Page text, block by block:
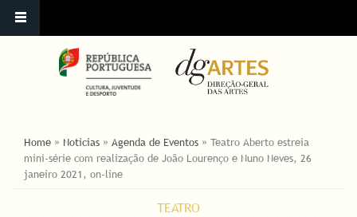
ESTÁ AQUI
Home » Noticias » Agenda de Eventos » Teatro Aberto estreia
mini-série com realização de João Lourenço e Nuno Neves, 26
janeiro 2021, on-line
TEATRO